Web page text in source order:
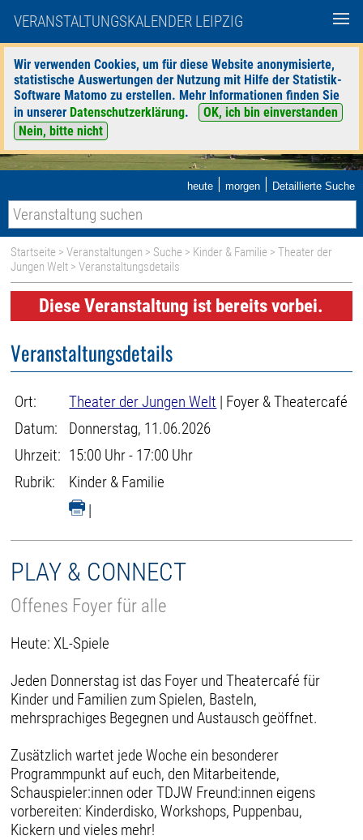
VERANSTALTUNGSKALENDER LEIPZIG
Wir verwenden Cookies, um für diese Website anonymisierte,
statistische Auswertungen der Nutzung mit Hilfe der Statistik-
Software Matomo zu erstellen. Mehr Informationen finden Sie
in unserer Datenschutzerklärung.
OK, ich bin einverstanden
Nein, bitte nicht
heute | morgen | Detaillierte Suche
Startseite >Veranstaltungen > Suche > Kinder & Familie >Theater der
Jungen Welt > Veranstaltungsdetails
Diese Veranstaltung ist bereits vorbei.
Veranstaltungsdetails
Ort: Theater der Jungen Welt | Foyer & Theatercafé
Datum:
Donnerstag, 11.06.2026
Uhrzeit: 15:00 Uhr - 17:00 Uhr
Rubrik:
Kinder & Familie
|
PLAY & CONNECT
Offenes Foyer für alle
Heute: XL-Spiele
Jeden Donnerstag ist das Foyer und Theatercafé für
Kinder und Familien zum Spielen, Basteln,
mehrsprachiges Begegnen und Austausch geöffnet.
Zusätzlich wartet jede Woche ein besonderer
Programmpunkt auf euch, den Mitarbeitende,
Schauspieler:innen oder TDJW Freund:innen eigens
vorbereiten: Kinderdisko, Workshops, Puppenbau,
Kickern und vieles mehr!